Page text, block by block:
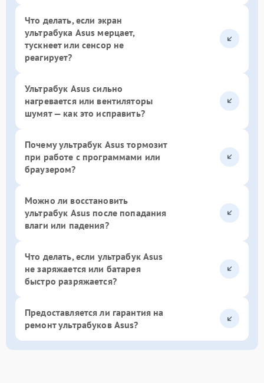
Что делать, если экран
ультрабука Asus мерцает,
тускнеет или сенсор не
реагирует?
Ультрабук Asus сильно
нагревается или вентиляторы
шумят — как это исправить?
Почему ультрабук Asus тормозит
при работе с программами или
браузером?
Можно ли восстановить
ультрабук Asus после попадания
влаги или падения?
Что делать, если ультрабук Asus
не заряжается или батарея
быстро разряжается?
Предоставляется ли гарантия на
ремонт ультрабуков Asus?